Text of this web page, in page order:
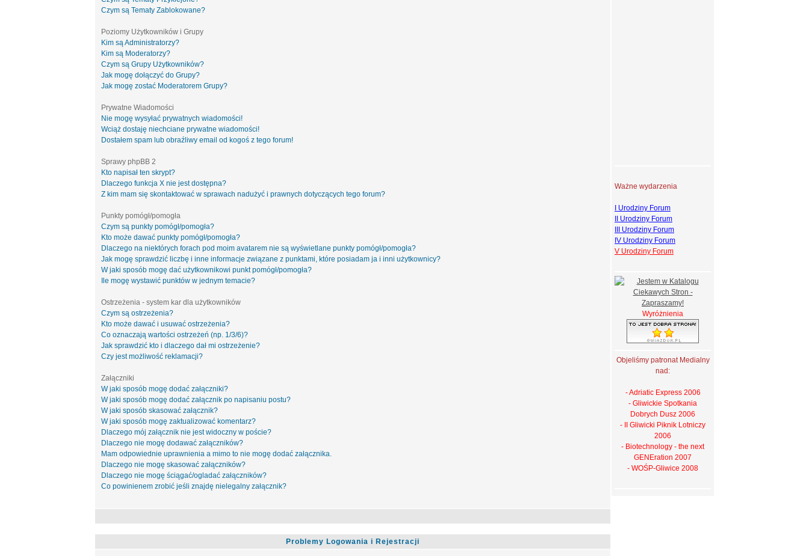
Czym są Tematy Zablokowane?
Poziomy Użytkowników i Grupy
Kim są Administratorzy?
Kim są Moderatorzy?
Czym są Grupy Użytkowników?
Jak mogę dołączyć do Grupy?
Jak mogę zostać Moderatorem Grupy?
Prywatne Wiadomości
Nie mogę wysyłać prywatnych wiadomości!
Wciąż dostaję niechciane prywatne wiadomości!
Dostałem spam lub obraźliwy email od kogoś z tego forum!
Sprawy phpBB 2
Kto napisał ten skrypt?
Dlaczego funkcja X nie jest dostępna?
Z kim mam się skontaktować w sprawach nadużyć i prawnych dotyczących tego forum?
Punkty pomógł/pomogła
Czym są punkty pomógł/pomogła?
Kto może dawać punkty pomógł/pomogła?
Dlaczego na niektórych forach pod moim avatarem nie są wyświetlane punkty pomógł/pomogła?
Jak mogę sprawdzić liczbę i inne informacje związane z punktami, które posiadam ja i inni użytkownicy?
W jaki sposób mogę dać użytkownikowi punkt pomógł/pomogła?
Ile mogę wystawić punktów w jednym temacie?
Ostrzeżenia - system kar dla użytkowników
Czym są ostrzeżenia?
Kto może dawać i usuwać ostrzeżenia?
Co oznaczają wartości ostrzeżeń (np. 1/3/6)?
Jak sprawdzić kto i dlaczego dał mi ostrzeżenie?
Czy jest możliwość reklamacji?
Załączniki
W jaki sposób mogę dodać załączniki?
W jaki sposób mogę dodać załącznik po napisaniu postu?
W jaki sposób skasować załącznik?
W jaki sposób mogę zaktualizować komentarz?
Dlaczego mój załącznik nie jest widoczny w poście?
Dlaczego nie mogę dodawać załączników?
Mam odpowiednie uprawnienia a mimo to nie mogę dodać załącznika.
Dlaczego nie mogę skasować załączników?
Dlaczego nie mogę ściągać/ogladać załączników?
Co powinienem zrobić jeśli znajdę nielegalny załącznik?
Problemy Logowania i Rejestracji
Ważne wydarzenia
I Urodziny Forum
II Urodziny Forum
III Urodziny Forum
IV Urodziny Forum
V Urodziny Forum
Wyróżnienia
Objeliśmy patronat Medialny
nad:
- Adriatic Express 2006
- Gliwickie Spotkania
Dobrych Dusz 2006
- II Gliwicki Piknik Lotniczy
2006
- Biotechnology - the next
GENEration 2007
- WOŚP-Gliwice 2008